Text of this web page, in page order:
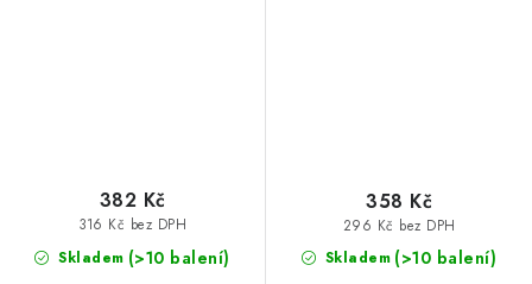
Skladem (>10 balení)
316 Kč bez DPH
382 Kč
Skladem (>10 balení)
296 Kč bez DPH
358 Kč